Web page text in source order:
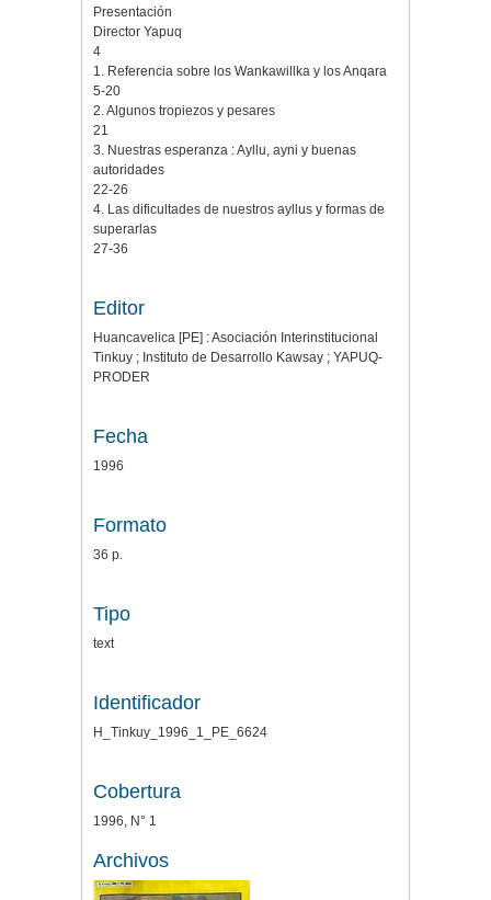
Presentación
Director Yapuq
4
1. Referencia sobre los Wankawillka y los Anqara
5-20
2. Algunos tropiezos y pesares
21
3. Nuestras esperanza : Ayllu, ayni y buenas
autoridades
22-26
4. Las dificultades de nuestros ayllus y formas de
superarlas
27-36
Editor
Huancavelica [PE] : Asociación Interinstitucional
Tinkuy ; Instituto de Desarrollo Kawsay ; YAPUQ-
PRODER
Fecha
1996
Formato
36 p.
Tipo
text
Identificador
H_Tinkuy_1996_1_PE_6624
Cobertura
1996, N° 1
Archivos